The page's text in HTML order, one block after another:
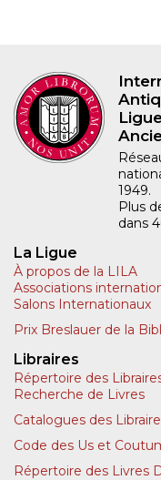
1949.
Plus
dans
La Ligue
À propos de la LILA
Associations
Salons Internationaux
Prix Breslauer de la
Libraires
Répertoire des
Recherche de Livres
Catalogues des
Code des Us et
Répertoire des Livres